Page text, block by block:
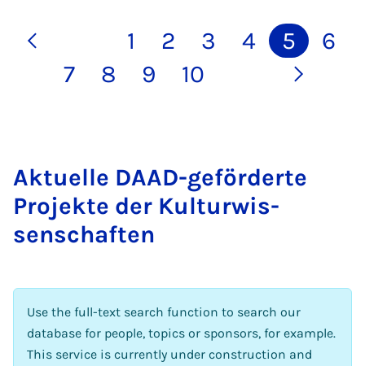
1 2 3 4 5
6
7
8 9 10
Ak­tuelle DAAD-ge­förderte
Pro­jekte der Kul­tur­wis­
senschaften
Use the full-text search function to search our
database for people, topics or sponsors, for example.
This service is currently under construction and